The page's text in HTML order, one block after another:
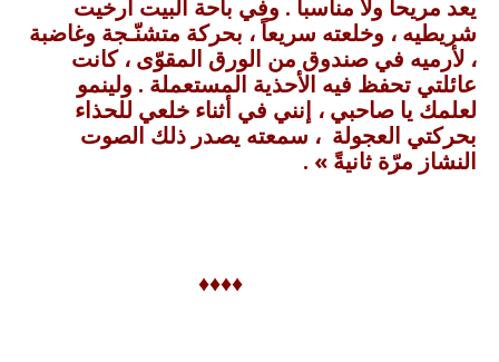
يعد مريحاً ولا مناسباً . وفي باحة البيت أرخيت
شريطيه ، وخلعته سريعاً ، بحركة متشنّـجة وغاضبة
، لأرميه في صندوق من الورق المقوّى ، كانت
عائلتي تحفظ فيه الأحذية المستعملة . ولينمو
لعلمك يا صاحبي ، إنني في أثناء خلعي للحذاء
بحركتي العجولة ، سمعته يصدر ذلك الصوت
النشاز مرّة ثانيةً » .
♦♦♦♦